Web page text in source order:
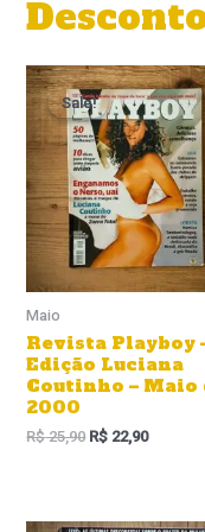
Sale!
Sale!
Maio
Revista Playboy
Edição Luciana
Coutinho – Maio
2000
R$25,90
O
preço
original
era:
R$ 25,90.
R$ 22,90
O
preço
atual
é:
R$ 22,90.